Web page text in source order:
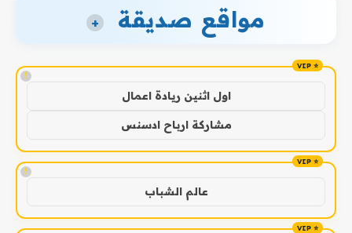
مواقع صديقة +
!
اول اثنين ريادة اعمال
مشاركة ارباح ادسنس
!
عالم الشباب